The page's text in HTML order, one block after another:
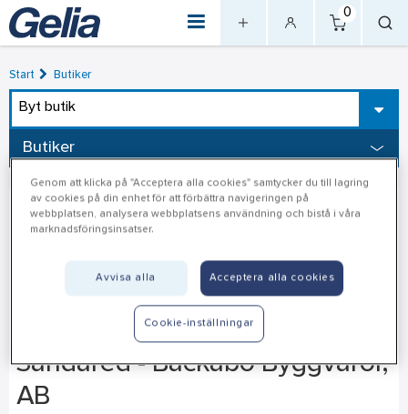
0
Start Butiker
Byt butik
Butiker
Sandared - Backabo Byggvaror,
AB
Genom att klicka på "Acceptera alla cookies" samtycker du till lagring
av cookies på din enhet för att förbättra navigeringen på
webbplatsen, analysera webbplatsens användning och bistå i våra
marknadsföringsinsatser.
Avvisa alla Acceptera alla cookies
Cookie-inställningar